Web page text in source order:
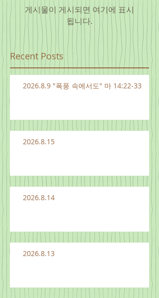
게시물이 게시되면 여기에 표시
됩니다.
Recent Posts
2026.8.9 "폭풍 속에서도" 마 14:22-33
2026.8.15
2026.8.14
2026.8.13